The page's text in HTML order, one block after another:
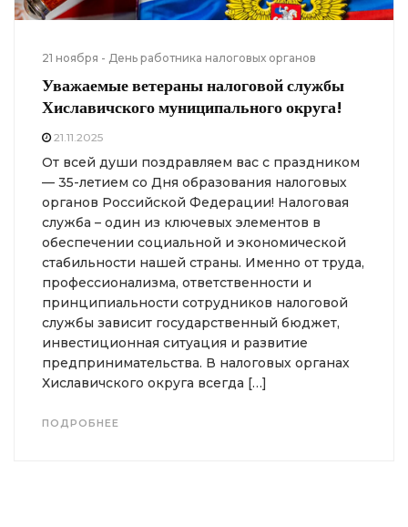
21 ноября - День работника налоговых органов
Уважаемые ветераны налоговой службы
Хиславичского муниципального округа!
21.11.2025
От всей души поздравляем вас с праздником
— 35-летием со Дня образования налоговых
органов Российской Федерации! Налоговая
служба – один из ключевых элементов в
обеспечении социальной и экономической
стабильности нашей страны. Именно от труда,
профессионализма, ответственности и
принципиальности сотрудников налоговой
службы зависит государственный бюджет,
инвестиционная ситуация и развитие
предпринимательства. В налоговых органах
Хиславичского округа всегда […]
ПОДРОБНЕЕ